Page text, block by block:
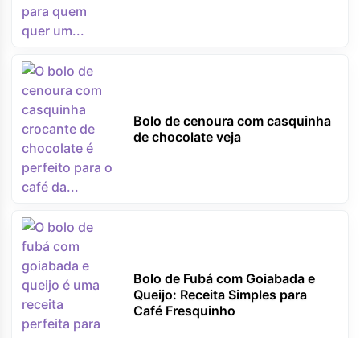
Bolo de cenoura com casquinha
de chocolate veja
Bolo de Fubá com Goiabada e
Queijo: Receita Simples para
Café Fresquinho